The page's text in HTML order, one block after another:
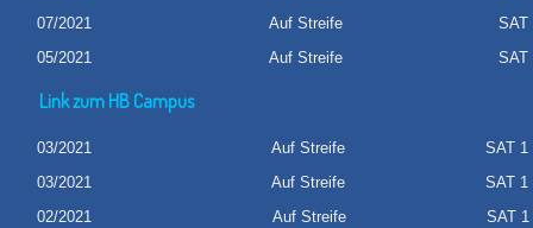
07/2021
Auf Streife
SAT
05/2021
Auf Streife SAT
Link zum HB Campus
03/2021 Auf Streife
SAT 1
03/2021
Auf Streife
SAT 1
02/2021
Auf Streife
SAT 1